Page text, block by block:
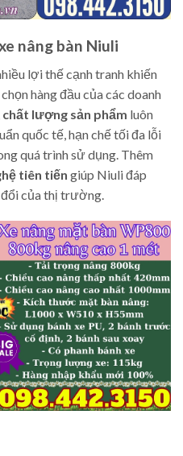
nâng bàn Niuli
lợi thế cạnh tranh khiến
hàng đầu của các doanh
chất lượng sản phẩm luôn
quốc tế, hạn chế tối đa lỗi
quá trình sử dụng. Thêm
tiên tiến giúp Niuli đáp
đổi của thị trường.